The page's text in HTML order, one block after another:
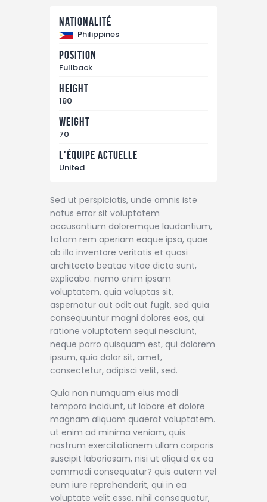
Nationalité
Philippines
Position
Fullback
Height
180
Weight
70
L'équipe actuelle
United
Sed ut perspiciatis, unde omnis iste
natus error sit voluptatem
accusantium doloremque laudantium,
totam rem aperiam eaque ipsa, quae
ab illo inventore veritatis et quasi
architecto beatae vitae dicta sunt,
explicabo. nemo enim ipsam
voluptatem, quia voluptas sit,
aspernatur aut odit aut fugit, sed quia
consequuntur magni dolores eos, qui
ratione voluptatem sequi nesciunt,
neque porro quisquam est, qui dolorem
ipsum, quia dolor sit, amet,
consectetur, adipisci velit, sed.
Quia non numquam eius modi
tempora incidunt, ut labore et dolore
magnam aliquam quaerat voluptatem.
ut enim ad minima veniam, quis
nostrum exercitationem ullam corporis
suscipit laboriosam, nisi ut aliquid ex ea
commodi consequatur? quis autem vel
eum iure reprehenderit, qui in ea
voluptate velit esse, nihil consequatur,